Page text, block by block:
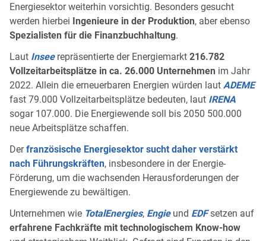
Energiesektor weiterhin vorsichtig. Besonders gesucht
werden hierbei Ingenieure in der Produktion, aber ebenso
Spezialisten für die Finanzbuchhaltung.
Laut Inseerepräsentierte der Energiemarkt 216.782
Vollzeitarbeitsplätze in ca. 26.000 Unternehmen im Jahr
2022. Allein die erneuerbaren Energien würden laut ADEME
fast 79.000 Vollzeitarbeitsplätze bedeuten, laut IRENA
sogar 107.000. Die Energiewende soll bis 2050 500.000
neue Arbeitsplätze schaffen.
Derfranzösische Energiesektor sucht daher verstärkt
nach Führungskräften, insbesondere in der Energie-
Förderung, um die wachsenden Herausforderungen der
Energiewende zu bewältigen.
Unternehmen wie TotalEnergies, Engieund EDFsetzen auf
erfahrene Fachkräfte mit technologischem Know-how